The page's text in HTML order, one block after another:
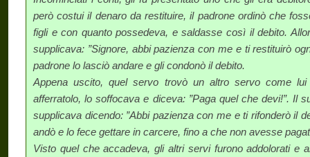
però costui il denaro da restituire, il padrone ordinò che
figli e con quanto possedeva, e saldasse così il debito.
supplicava: ”Signore, abbi pazienza con me e ti restituirò
padrone lo lasciò andare e gli condonò il debito.
Appena uscito, quel servo trovò un altro servo come
afferratolo, lo soffocava e diceva: ”Paga quel che devi!”. Il
supplicava dicendo: ”Abbi pazienza con me e ti rifonderò il
andò e lo fece gettare in carcere, fino a che non avesse
Visto quel che accadeva, gli altri servi furono addolorati e